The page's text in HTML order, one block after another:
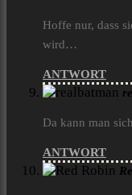
Hoffe nur, dass
wird…
ANTWORT
Da kann man
ANTWORT